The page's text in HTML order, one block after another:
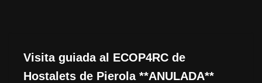
Visita guiada al ECOP4RC de
Hostalets de Pierola **ANULADA**